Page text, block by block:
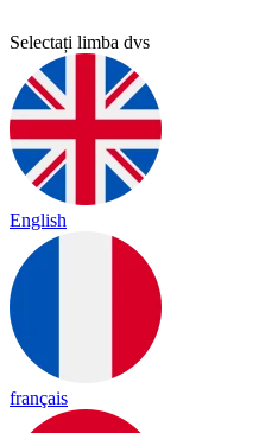
Selectați limba dvs
English
français